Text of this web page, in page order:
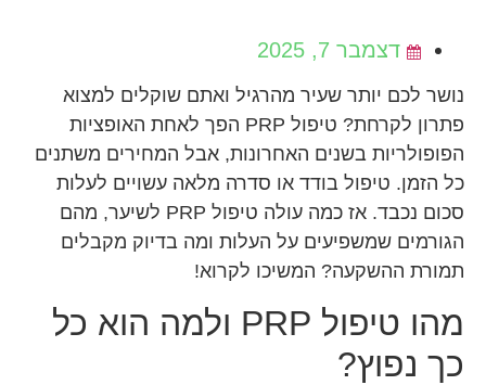
דצמבר 7, 2025
נושר לכם יותר שעיר מהרגיל ואתם שוקלים למצוא
פתרון לקרחת? טיפול PRP הפך לאחת האופציות
הפופולריות בשנים האחרונות, אבל המחירים משתנים
כל הזמן. טיפול בודד או סדרה מלאה עשויים לעלות
סכום נכבד. אז כמה עולה טיפול PRP לשיער, מהם
הגורמים שמשפיעים על העלות ומה בדיוק מקבלים
תמורת ההשקעה? המשיכו לקרוא!
מהו טיפול PRP ולמה הוא כל
כך נפוץ?